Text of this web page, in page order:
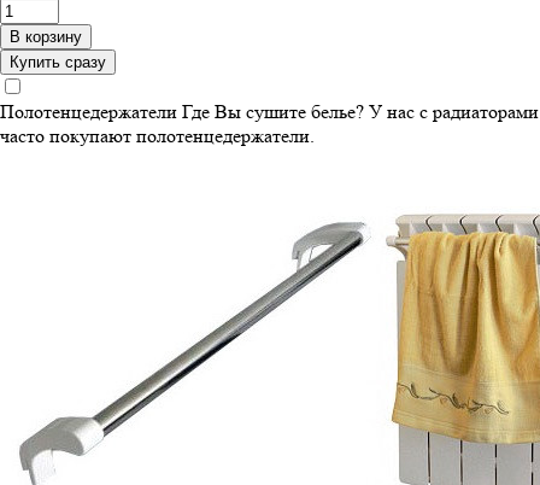
В корзину
Купить сразу
Полотенцедержатели Где Вы сушите белье? У нас с радиаторами
часто покупают полотенцедержатели.